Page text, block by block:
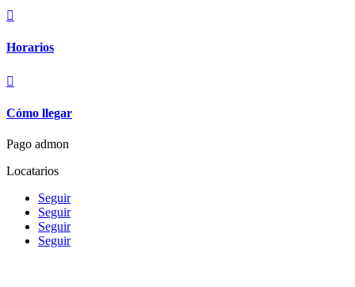

Horarios

Cómo llegar
Pago admon
Locatarios
Seguir
Seguir
Seguir
Seguir